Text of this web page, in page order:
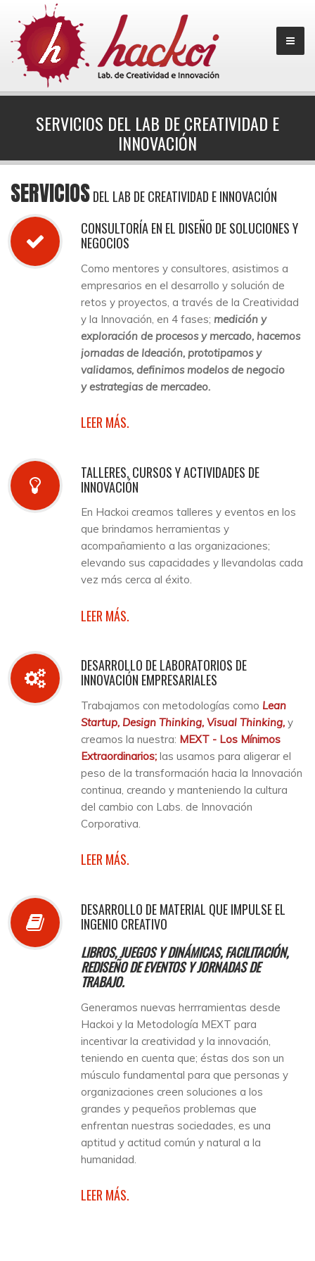
SERVICIOS DEL LAB DE CREATIVIDAD E
INNOVACIÓN
SERVICIOSDEL LAB DE CREATIVIDAD E INNOVACIÓN
CONSULTORÍA EN EL DISEÑO DE SOLUCIONES Y
NEGOCIOS
Como mentores y consultores, asistimos a
empresarios en el desarrollo y solución de
retos y proyectos, a través de la Creatividad
y la Innovación, en 4 fases; medición y
exploración de procesos y mercado, hacemos
jornadas de Ideación, prototipamos y
validamos, definimos modelos de negocio
y estrategias de mercadeo.
LEER MÁS.
TALLERES, CURSOS Y ACTIVIDADES DE
INNOVACIÓN
En Hackoi creamos talleres y eventos en los
que brindamos herramientas y
acompañamiento a las organizaciones;
elevando sus capacidades y llevandolas cada
vez más cerca al éxito.
LEER MÁS.
DESARROLLO DE LABORATORIOS DE
INNOVACIÓN EMPRESARIALES
Trabajamos con metodologías como Lean
Startup, Design Thinking, Visual Thinking, y
creamos la nuestra: MEXT - Los Mínimos
Extraordinarios; las usamos para aligerar el
peso de la transformación hacia la Innovación
continua, creando y manteniendo la cultura
del cambio con Labs. de Innovación
Corporativa.
LEER MÁS.
DESARROLLO DE MATERIAL QUE IMPULSE EL
INGENIO CREATIVO
LIBROS, JUEGOS Y DINÁMICAS, FACILITACIÓN,
REDISEÑO DE EVENTOS Y JORNADAS DE
TRABAJO.
Generamos nuevas herrramientas desde
Hackoi y la Metodología MEXT para
incentivar la creatividad y la innovación,
teniendo en cuenta que; éstas dos son un
músculo fundamental para que personas y
organizaciones creen soluciones a los
grandes y pequeños problemas que
enfrentan nuestras sociedades, es una
aptitud y actitud común y natural a la
humanidad.
LEER MÁS.